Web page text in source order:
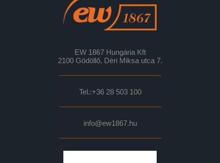
EW 1867 Hungária Kft
2100 Gödöllő, Déri Miksa utca 7.
Tel.:+36 28 503 100
info@ew1867.hu